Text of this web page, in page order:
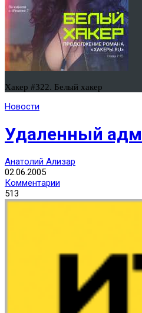
Хакер #322. Белый хакер
Новости
Удаленный
Анатолий Ализар
02.06.2005
Комментарии
513